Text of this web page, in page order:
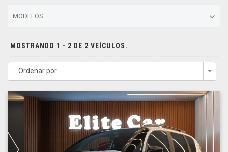
MODELOS
MOSTRANDO 1 - 2 DE 2 VEÍCULOS.
Ordenar por